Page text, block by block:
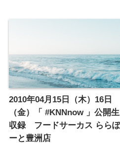
2010年04月15日（木）16日
（金）「 #KNNnow 」公開生
収録 フードサーカス ららぽ
ーと豊洲店